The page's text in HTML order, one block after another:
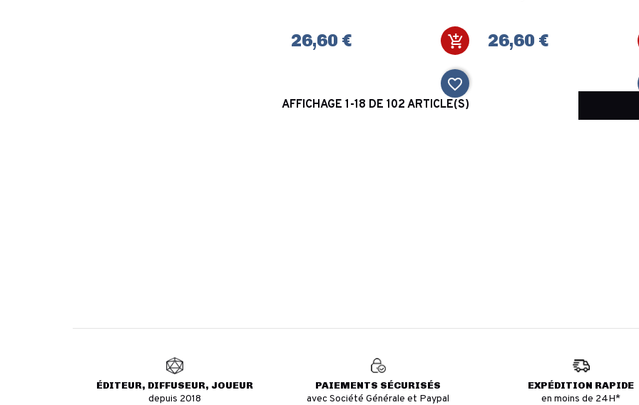
26,60 €
favorite_border
26,60 €
AFFICHAGE 1-18 DE 102 ARTICLE(S)
ÉDITEUR, DIFFUSEUR, JOUEUR
depuis 2018
PAIEMENTS SÉCURISÉS
avec Société Générale et Paypal
EXPÉDITION RAPIDE
en moins de 24H*